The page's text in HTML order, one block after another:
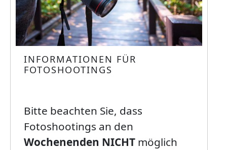
INFORMATIONEN FÜR
FOTOSHOOTINGS
Bitte beachten Sie, dass
Fotoshootings an den
Wochenenden NICHT möglich